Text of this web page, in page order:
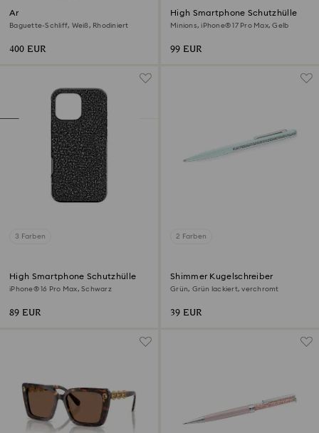
Ariana Grande x Swarovski
Haarclip
Baguette-Schliff, Weiß, Rhodiniert
400 EUR
High Smartphone Schutzhülle
Minions, iPhone® 17 Pro Max, Gelb
99 EUR
3 Farben
High Smartphone Schutzhülle
iPhone® 16 Pro Max, Schwarz
89 EUR
2 Farben
Shimmer Kugelschreiber
Grün, Grün lackiert, verchromt
39 EUR